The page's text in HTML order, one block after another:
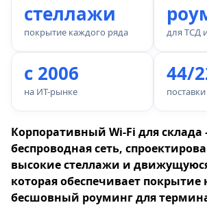
стеллажи
покрытие каждого ряда для ТСД
с 2006
на ИТ-рынке
44/
Корпоративный Wi-Fi для склада
беспроводная сеть,
высокие стеллажи и
которая обеспечивает покрытие
бесшовный роуминг для